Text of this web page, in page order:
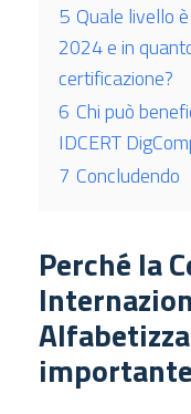
5 Quale livello
2024 e in
certificazione?
6 Chi può
IDCERT
7 Concludendo
Perché la